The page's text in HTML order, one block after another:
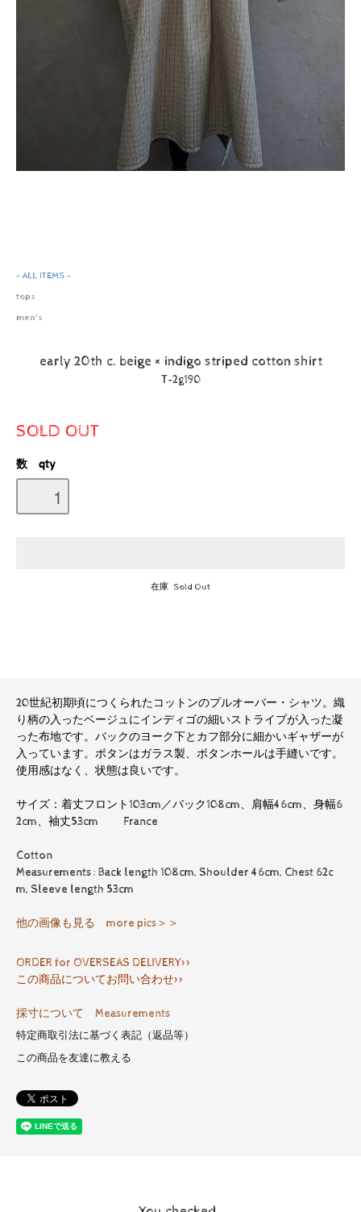
- ALL ITEMS -
tops
men's
early 20th c. beige × indigo striped cotton shirt
T-2g190
SOLD OUT
数 qty
在庫 Sold Out
20世紀初期頃につくられたコットンのプルオーバー・シャツ。織
り柄の入ったベージュにインディゴの細いストライプが入った凝
った布地です。バックのヨーク下とカフ部分に細かいギャザーが
入っています。ボタンはガラス製、ボタンホールは手縫いです。
使用感はなく、状態は良いです。
サイズ：着丈フロント103cm／バック108cm、肩幅46cm、身幅6
2cm、袖丈53cm France
Cotton
Measurements : Back length 108cm, Shoulder 46cm, Chest 62c
m, Sleeve length 53cm
他の画像も見る more pics＞＞
ORDER for OVERSEAS DELIVERY>>
この商品についてお問い合わせ>>
採寸について Measurements
特定商取引法に基づく表記（返品等）
この商品を友達に教える